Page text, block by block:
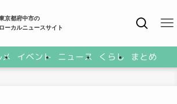
京都府中市の
ローカルニュースサイト
イベント ニュース くらし まとめ